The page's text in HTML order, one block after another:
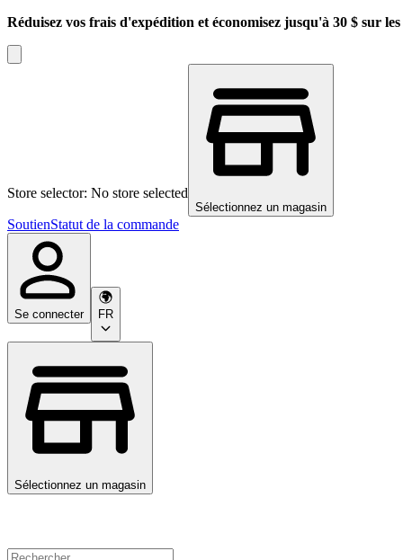
Réduisez vos frais d'expédition et économisez jusqu'à 30 $ sur
Store selector: No store selected
Sélectionnez un magasin
SoutienStatut de la commande
Se connecter FR
Sélectionnez un magasin